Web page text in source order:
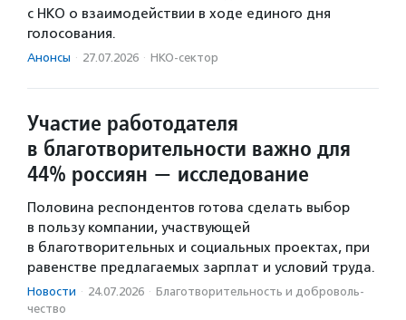
с НКО о взаимодействии в ходе единого дня
голосования.
Анонсы · 27.07.2026 · НКО-сектор
Участие работодателя
в благотворительности важно для
44% россиян — исследование
Половина респондентов готова сделать выбор
в пользу компании, участвующей
в благотворительных и социальных проектах, при
равенстве предлагаемых зарплат и условий труда.
Новости · 24.07.2026 · Благотвори­тель­ность и доброволь­
чест­во